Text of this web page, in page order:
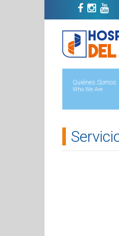
Quiénes Somos
Who We Are